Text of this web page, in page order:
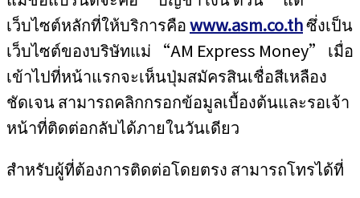
เว็บไซต์หลักที่ให้บริการคือwww.asm.co.thซึ่งเป็น
เว็บไซต์ของบริษัทแม่ “AM Express Money” เมื่อ
เข้าไปที่หน้าแรกจะเห็นปุ่มสมัครสินเชื่อสีเหลือง
ชัดเจน สามารถคลิกกรอกข้อมูลเบื้องต้นและรอเจ้า
หน้าที่ติดต่อกลับได้ภายในวันเดียว
สำหรับผู้ที่ต้องการติดต่อโดยตรง สามารถโทรได้ที่